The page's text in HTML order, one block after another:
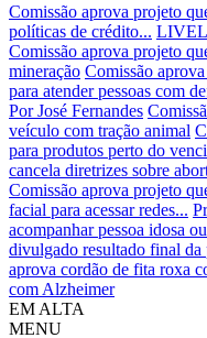
Comissão aprova projeto
políticas de crédito...
Comissão aprova projeto
mineração Comissão
para atender pessoas com
Por José Fernandes
veículo com tração animal
para produtos perto do
cancela diretrizes sobre
Comissão aprova projeto
facial para acessar redes...
acompanhar pessoa idosa
divulgado resultado final da
aprova cordão de fita roxa
com Alzheimer
EM ALTA
MENU